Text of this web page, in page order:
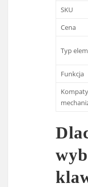
SKU
Cena
Typ
Funkcja